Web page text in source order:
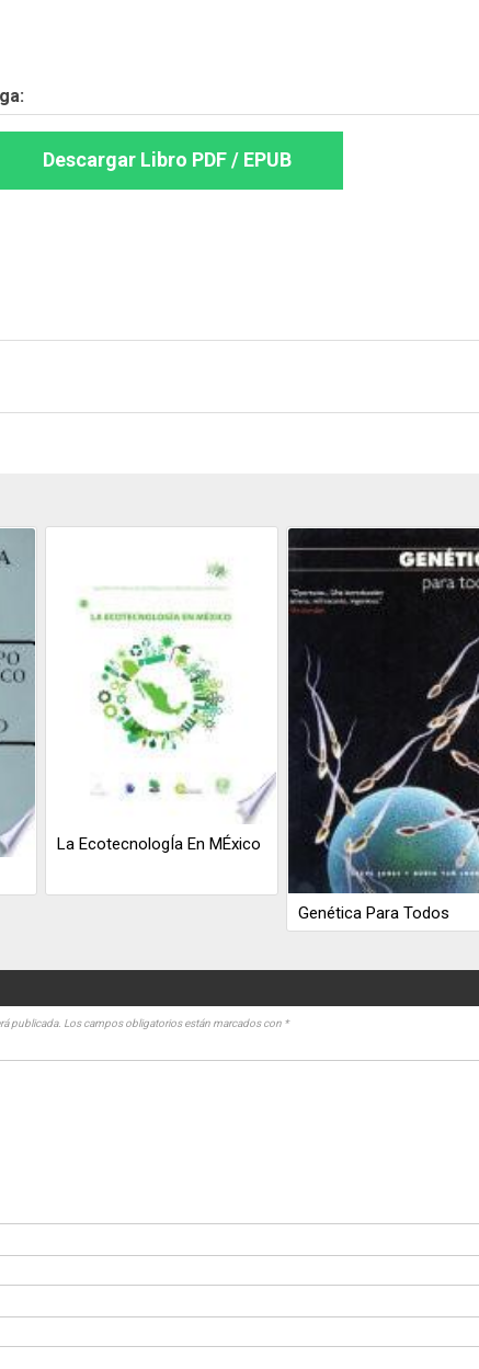
Descargar Libro PDF / EPUB
La EcotecnologÍa En MÉxico
Genética Para Todos
publicada. Los campos obligatorios están marcados con *